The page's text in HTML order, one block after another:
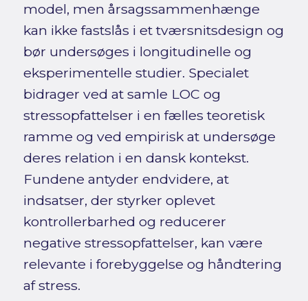
model, men årsagssammenhænge
kan ikke fastslås i et tværsnitsdesign og
bør undersøges i longitudinelle og
eksperimentelle studier. Specialet
bidrager ved at samle LOC og
stressopfattelser i en fælles teoretisk
ramme og ved empirisk at undersøge
deres relation i en dansk kontekst.
Fundene antyder endvidere, at
indsatser, der styrker oplevet
kontrollerbarhed og reducerer
negative stressopfattelser, kan være
relevante i forebyggelse og håndtering
af stress.